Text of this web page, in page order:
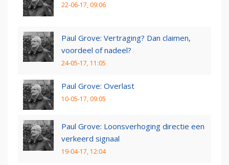
22-06-17, 09:06
Paul Grove: Vertraging? Dan claimen,
voordeel of nadeel?
24-05-17, 11:05
Paul Grove: Overlast
10-05-17, 09:05
Paul Grove: Loonsverhoging directie een
verkeerd signaal
19-04-17, 12:04